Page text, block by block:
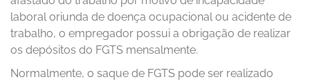
laboral oriunda de doença ocupacional ou acidente de
trabalho, o empregador possui a obrigação de realizar
os depósitos do FGTS mensalmente.
Normalmente, o saque de FGTS pode ser realizado